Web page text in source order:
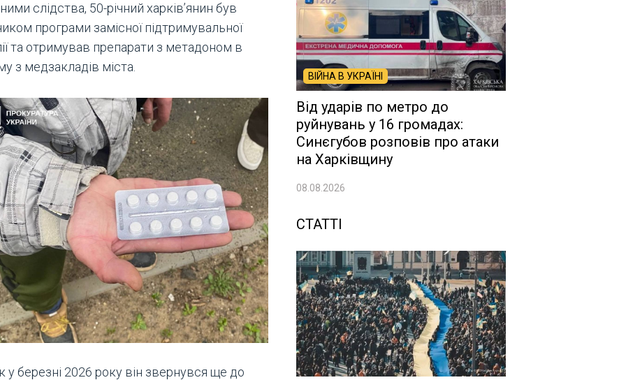
слідства, 50-річний харків’янин був
програми замісної підтримувальної
та отримував препарати з метадоном в
з медзакладів міста.
у березні 2026 року він звернувся ще до
ВІЙНА В УКРАЇНІ
Від ударів по метро до
руйнувань у 16 громадах:
Синєгубов розповів про атаки
на Харківщину
08.08.2026
СТАТТІ